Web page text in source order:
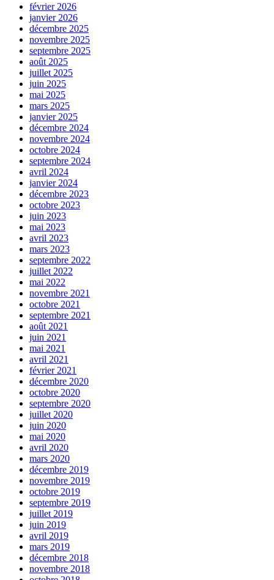
février 2026
janvier 2026
décembre 2025
novembre 2025
septembre 2025
août 2025
juillet 2025
juin 2025
mai 2025
mars 2025
janvier 2025
décembre 2024
novembre 2024
octobre 2024
septembre 2024
avril 2024
janvier 2024
décembre 2023
octobre 2023
juin 2023
mai 2023
avril 2023
mars 2023
septembre 2022
juillet 2022
mai 2022
novembre 2021
octobre 2021
septembre 2021
août 2021
juin 2021
mai 2021
avril 2021
février 2021
décembre 2020
octobre 2020
septembre 2020
juillet 2020
juin 2020
mai 2020
avril 2020
mars 2020
décembre 2019
novembre 2019
octobre 2019
septembre 2019
juillet 2019
juin 2019
avril 2019
mars 2019
décembre 2018
novembre 2018